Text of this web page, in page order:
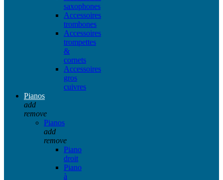
saxophones
Accessoires
trombones
Accessoires
trompettes
&
cornets
Accessoires
gros
cuivres
Pianos
add
remove
Pianos
add
remove
Piano
droit
Piano
à